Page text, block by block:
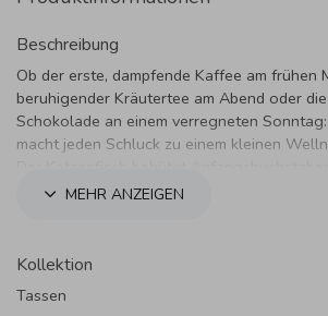
Beschreibung
Ob der erste, dampfende Kaffee am frühen
beruhigender Kräutertee am Abend oder
Schokolade an einem verregneten
macht jeden Schluck zu einem kleinen
Tassenbesitzers. Ein tolles Geschenk.
Material:
Pflege:
MEHR ANZEIGEN
Kollektion
Tassen